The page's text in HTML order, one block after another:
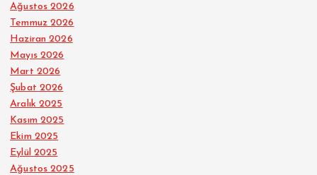
Ağustos 2026
Temmuz 2026
Haziran 2026
Mayıs 2026
Mart 2026
Şubat 2026
Aralık 2025
Kasım 2025
Ekim 2025
Eylül 2025
Ağustos 2025